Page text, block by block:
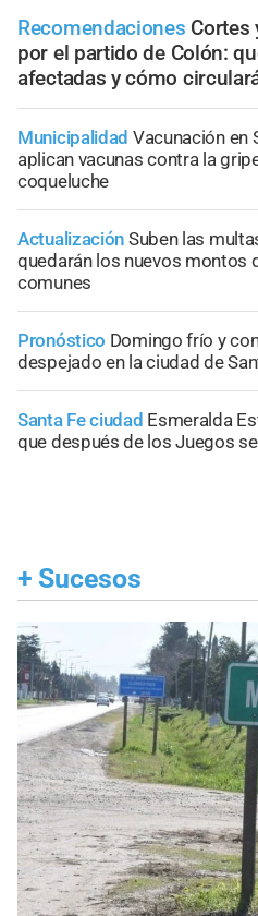
Recomendaciones Cortes
por el partido de Colón:
afectadas y cómo
Municipalidad Vacunación en
aplican vacunas contra la
coqueluche
Actualización Suben las
quedarán los nuevos montos
comunes
Pronóstico Domingo frío y
despejado en la ciudad de
Santa Fe ciudad Esmeralda
que después de los Juegos
+ Sucesos